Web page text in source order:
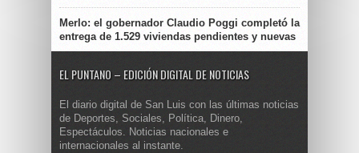
Merlo: el gobernador Claudio Poggi completó la
entrega de 1.529 viviendas pendientes y nuevas
EL PUNTANO – EDICIÓN DIGITAL DE NOTICIAS
El diario digital de San Luis con las últimas noticias
de Deportes, Sociales, Política, Dinero,
Espectáculos. Noticias nacionales e
internacionales al instante.